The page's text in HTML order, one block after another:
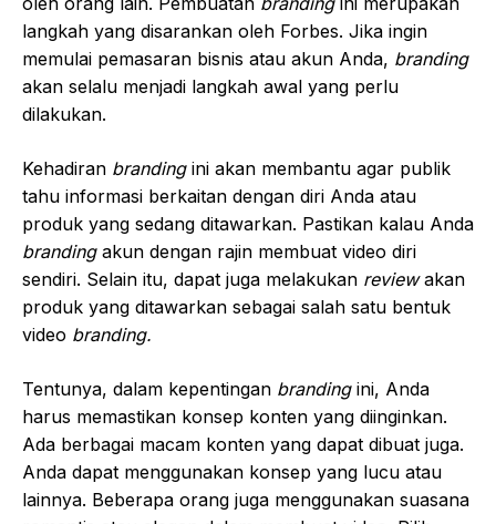
langkah yang disarankan oleh Forbes. Jika ingin
memulai pemasaran bisnis atau akun Anda, branding
akan selalu menjadi langkah awal yang perlu
dilakukan.
Kehadiran branding ini akan membantu agar publik
tahu informasi berkaitan dengan diri Anda atau
produk yang sedang ditawarkan. Pastikan kalau Anda
branding akun dengan rajin membuat video diri
sendiri. Selain itu, dapat juga melakukan reviewakan
produk yang ditawarkan sebagai salah satu bentuk
video branding.
Tentunya, dalam kepentingan branding ini, Anda
harus memastikan konsep konten yang diinginkan.
Ada berbagai macam konten yang dapat dibuat juga.
Anda dapat menggunakan konsep yang lucu atau
lainnya. Beberapa orang juga menggunakan suasana